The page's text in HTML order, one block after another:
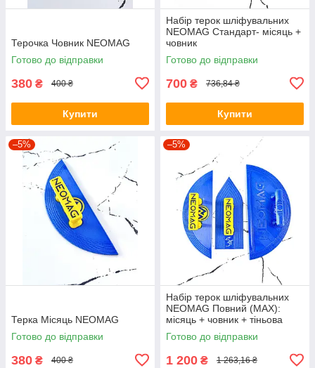
Терочка Човник NEOMAG
Готово до відправки
380 ₴ 400 ₴
Купити
Набір терок шліфувальних
NEOMAG Стандарт- місяць +
човник
Готово до відправки
700 ₴ 736,84 ₴
Купити
–5%
Терка Місяць NEOMAG
Готово до відправки
380 ₴ 400 ₴
–5%
Набір терок шліфувальних
NEOMAG Повний (MAX):
місяць + човник + тіньова
терка
Готово до відправки
1 200 ₴ 1 263,16 ₴